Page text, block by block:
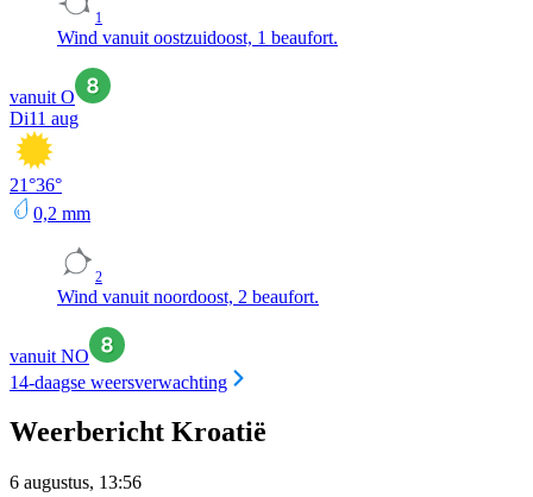
1
Wind vanuit oostzuidoost, 1 beaufort.
vanuit O
Di11 aug
21°36°
0,2 mm
2
Wind vanuit noordoost, 2 beaufort.
vanuit NO
14-daagse weersverwachting
Weerbericht Kroatië
6 augustus, 13:56